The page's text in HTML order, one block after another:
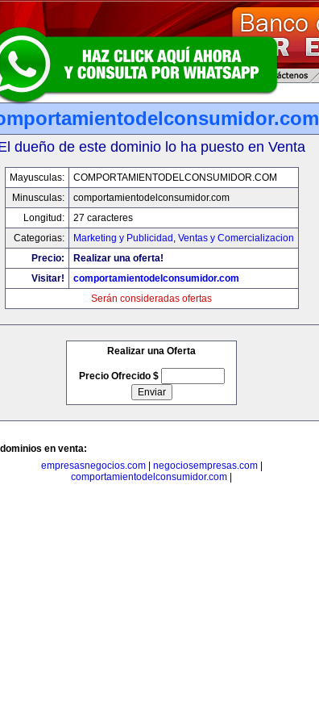
dueño de este dominio lo ha puesto en Venta
Mayusculas:
COMPORTAMIENTODELCONSUMIDOR.COM
Minusculas:
comportamientodelconsumidor.com
Longitud:
27 caracteres
Categorias:
Marketing y Publicidad , Ventas y Comercializacion
Precio:
Realizar una oferta!
Visitar!
comportamientodelconsumidor.com
Serán consideradas ofertas
Realizar una Oferta
Precio Ofrecido $
en venta:
empresasnegocios.com| negociosempresas.com|
comportamientodelconsumidor.com